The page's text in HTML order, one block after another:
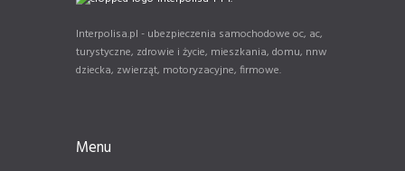
Interpolisa.pl - ubezpieczenia samochodowe oc, ac,
turystyczne, zdrowie i życie, mieszkania, domu, nnw
dziecka, zwierząt, motoryzacyjne, firmowe.
Menu